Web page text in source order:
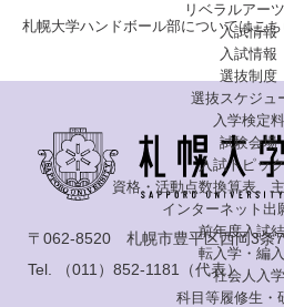
リベラルアー
入試情報
入試情報
選抜制度
選抜スケジュ
入学検定料
試験会場
入試トピッ
資格・活動点数換算表、
インターネット出
前年度入試
転入学・編
社会人入学
科目等履修生・
札幌大学ハンドボール部についてはこち
〒062-8520 札幌市豊平区西岡3条
Tel.
（011）852-1181 （代表）